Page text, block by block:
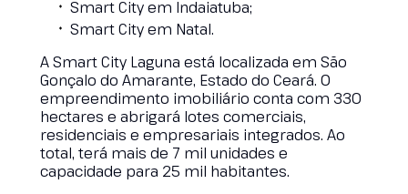
Smart City em Indaiatuba;
Smart City em Natal.
A Smart City Laguna está localizada em São
Gonçalo do Amarante, Estado do Ceará. O
empreendimento imobiliário conta com 330
hectares e abrigará lotes comerciais,
residenciais e empresariais integrados. Ao
total, terá mais de 7 mil unidades e
capacidade para 25 mil habitantes.